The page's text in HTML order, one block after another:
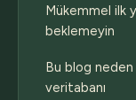
Mükemmel ilk
beklemeyin
Bu blog neden
veritabanı